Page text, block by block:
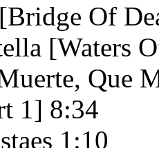
Of
[Waters
Que
1] 8:34
1:10